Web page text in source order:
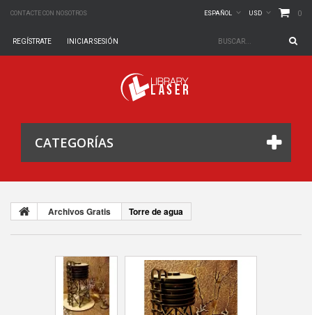
CONTACTE CON NOSOTROS 0
USD
ESPAÑOL
INICIAR SESIÓN
REGÍSTRATE
CATEGORÍAS
Archivos Gratis Torre de agua